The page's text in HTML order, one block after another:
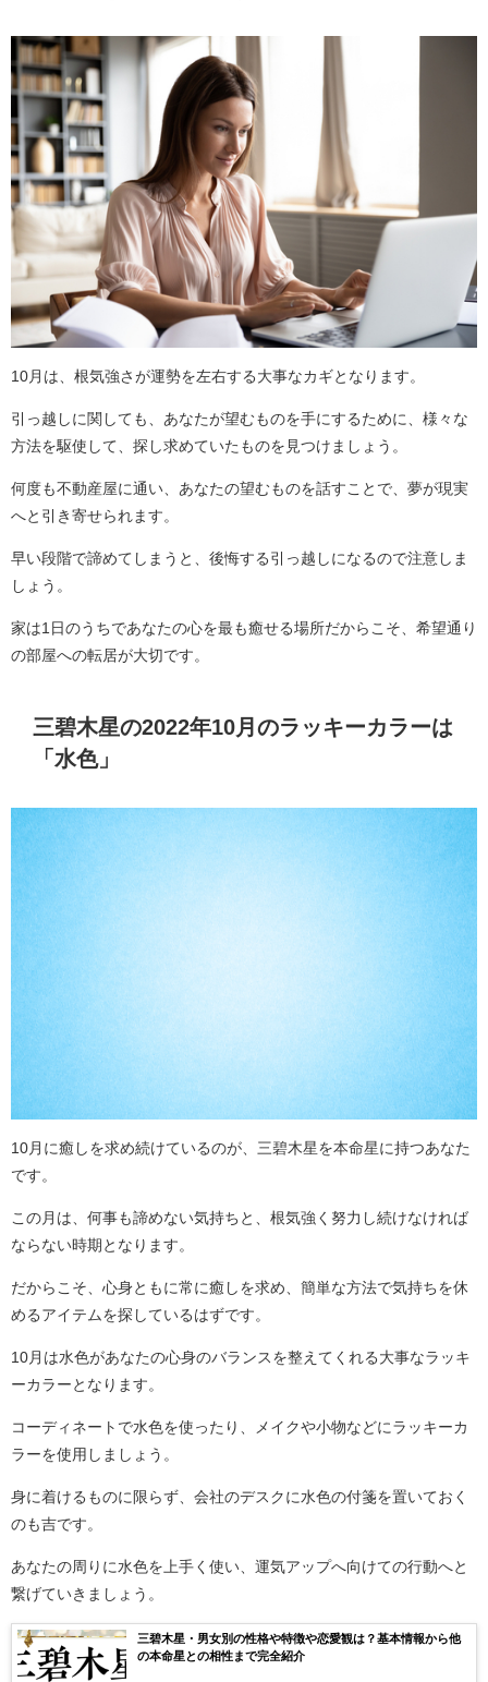
10月は、根気強さが運勢を左右する大事なカギとなります。
引っ越しに関しても、あなたが望むものを手にするために、様々な
方法を駆使して、探し求めていたものを見つけましょう。
何度も不動産屋に通い、あなたの望むものを話すことで、夢が現実
へと引き寄せられます。
早い段階で諦めてしまうと、後悔する引っ越しになるので注意しま
しょう。
家は1日のうちであなたの心を最も癒せる場所だからこそ、希望通り
の部屋への転居が大切です。
三碧木星の2022年10月のラッキーカラーは
「水色」
10月に癒しを求め続けているのが、三碧木星を本命星に持つあなた
です。
この月は、何事も諦めない気持ちと、根気強く努力し続けなければ
ならない時期となります。
だからこそ、心身ともに常に癒しを求め、簡単な方法で気持ちを休
めるアイテムを探しているはずです。
10月は水色があなたの心身のバランスを整えてくれる大事なラッキ
ーカラーとなります。
コーディネートで水色を使ったり、メイクや小物などにラッキーカ
ラーを使用しましょう。
身に着けるものに限らず、会社のデスクに水色の付箋を置いておく
のも吉です。
あなたの周りに水色を上手く使い、運気アップへ向けての行動へと
繋げていきましょう。
三碧木星・男女別の性格や特徴や恋愛観は？基本情報から他
の本命星との相性まで完全紹介